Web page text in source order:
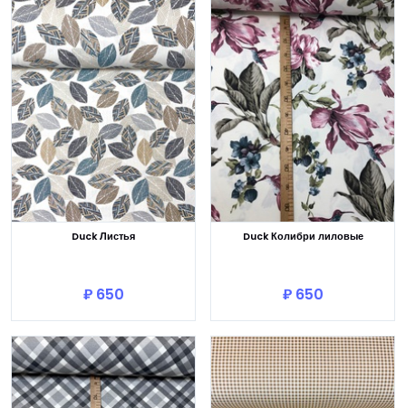
Duck Листья
₽ 650
Duck Колибри лиловые
₽ 650